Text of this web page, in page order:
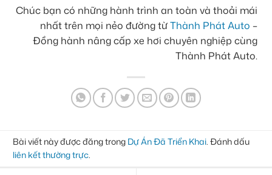
Chúc bạn có những hành trình an toàn và thoải mái
nhất trên mọi nẻo đường từThành Phát Auto –
Đồng hành nâng cấp xe hơi chuyên nghiệp cùng
Thành Phát Auto.
Bài viết này được đăng trong Dự Án Đã Triển Khai. Đánh dấu
liên kết thường trực.